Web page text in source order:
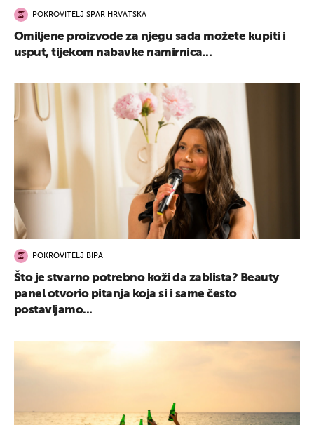
POKROVITELJ SPAR HRVATSKA
Omiljene proizvode za njegu sada možete kupiti i
usput, tijekom nabavke namirnica...
POKROVITELJ BIPA
Što je stvarno potrebno koži da zablista? Beauty
panel otvorio pitanja koja si i same često
postavljamo...